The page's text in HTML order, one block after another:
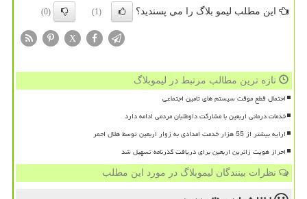
این مطلب لیمو بلاگ را می پسندید؟ (1)
(0)
X
تازه ترین مطالب مرتبط در لیموبلاگ
احتمال قطع موقت سیستم های تامین اجتماعی
خدمات درمانی اربعین با مشارکت داوطلبان مردمی ادامه دارد
ارایه بیشتر از 55 هزار خدمت امدادی به زوار اربعین توسط هلال احمر
احراز هویت زائرین اربعین برای دریافت گذرنامه تسهیل شد
نظرات بینندگان لیموبلاگ در مورد این مطلب